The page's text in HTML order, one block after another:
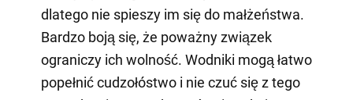
dlatego nie spieszy im się do małżeństwa.
Bardzo boją się, że poważny związek
ograniczy ich wolność. Wodniki mogą łatwo
popełnić cudzołóstwo i nie czuć się z tego